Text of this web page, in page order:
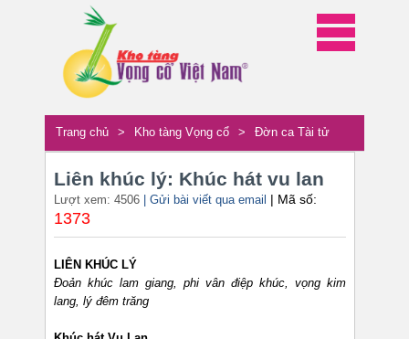
Trang chủ > Kho tàng Vọng cổ > Đờn ca Tài tử
Liên khúc lý: Khúc hát vu lan
Lượt xem: 4506 | Gửi bài viết qua email | Mã số:
1373
LIÊN KHÚC LÝ
Đoản khúc lam giang, phi vân điệp khúc, vọng kim
lang, lý đêm trăng